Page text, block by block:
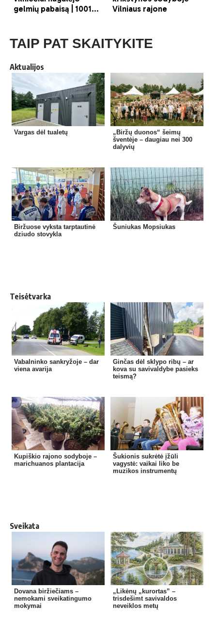
TAIP PAT SKAITYKITE
Aktualijos
Vargas dėl tualetų
„Biržų duonos“ šeimų
šventėje – daugiau nei 300
dalyvių
Biržuose vyksta tarptautinė
dziudo stovykla
Šuniukas Mopsiukas
Teisėtvarka
Vabalninko sankryžoje – dar
viena avarija
Ginčas dėl sklypo ribų – ar
kova su savivaldybe pasieks
teismą?
Kupiškio rajono sodyboje –
marichuanos plantacija
Šukionis sukrėtė įžūli
vagystė: vaikai liko be
muzikos instrumentų
Sveikata
Dovana biržiečiams –
nemokami sveikatingumo
mokymai
„Likėnų „kurortas” –
trisdešimt savivaldos
neveiklos metų